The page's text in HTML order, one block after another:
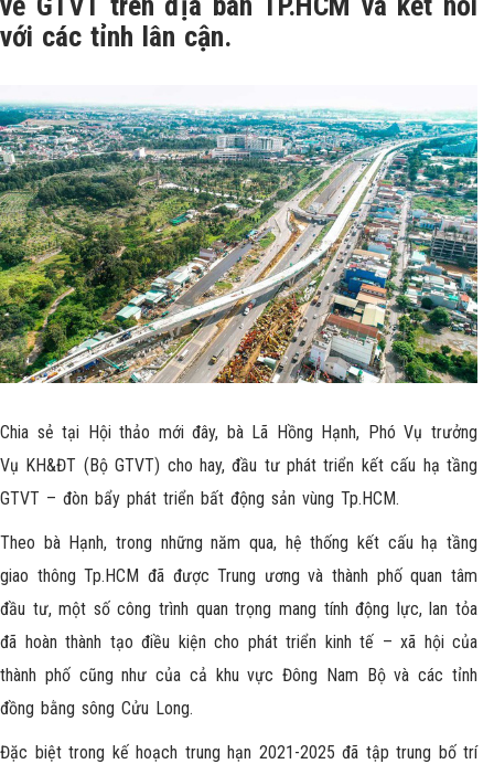
với các tỉnh lân cận.
Chia sẻ tại Hội thảo mới đây, bà Lã Hồng Hạnh, Phó Vụ trưởng
Vụ KH&ĐT (Bộ GTVT) cho hay, đầu tư phát triển kết cấu hạ tầng
GTVT – đòn bẩy phát triển bất động sản vùng Tp.HCM.
Theo bà Hạnh, trong những năm qua, hệ thống kết cấu hạ tầng
giao thông Tp.HCM đã được Trung ương và thành phố quan tâm
đầu tư, một số công trình quan trọng mang tính động lực, lan tỏa
đã hoàn thành tạo điều kiện cho phát triển kinh tế – xã hội của
thành phố cũng như của cả khu vực Đông Nam Bộ và các tỉnh
đồng bằng sông Cửu Long.
Đặc biệt trong kế hoạch trung hạn 2021-2025 đã tập trung bố trí